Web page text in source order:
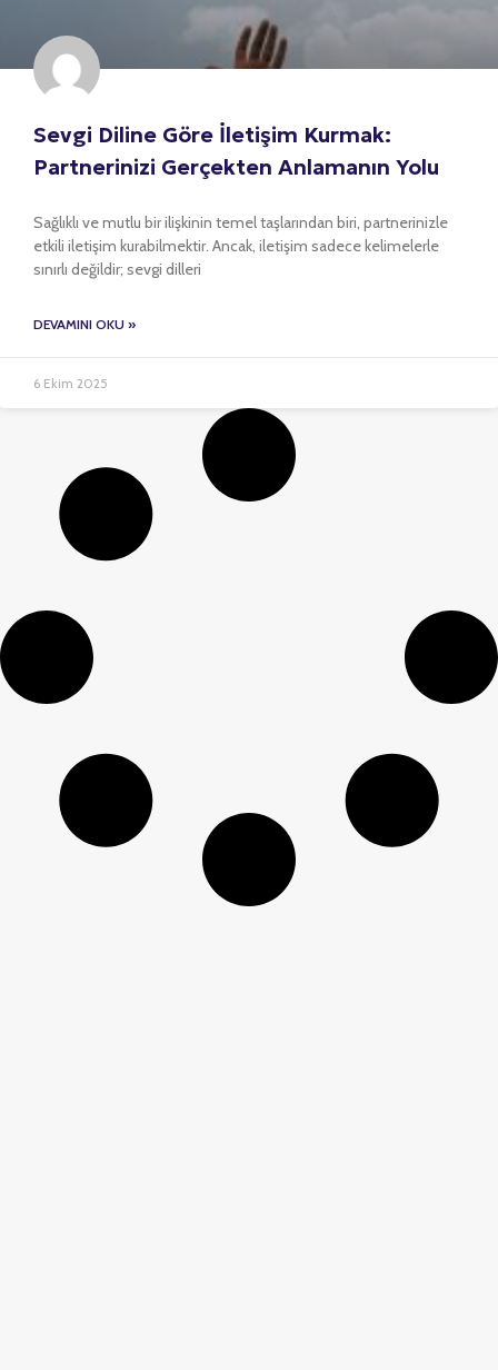
Sevgi Diline Göre İletişim Kurmak:
Partnerinizi Gerçekten Anlamanın Yolu
Sağlıklı ve mutlu bir ilişkinin temel taşlarından biri, partnerinizle
etkili iletişim kurabilmektir. Ancak, iletişim sadece kelimelerle
sınırlı değildir; sevgi dilleri
DEVAMINI OKU »
6 Ekim 2025